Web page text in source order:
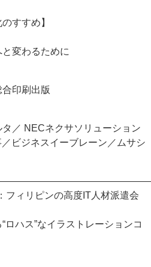
すすめ】
変わるために
合印刷出版
タ／ NECネクサソリューション
ビジネスイーブレーン／ムサシ
ィリピンの高度IT人材派遣会
ハス”なイラストレーションコ